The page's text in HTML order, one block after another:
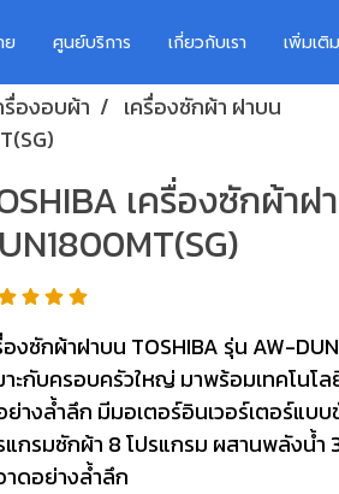
ย ศูนย์บริการ เกี่ยวกับเรา เพิ่มเติม
รื่องอบผ้า
เครื่องซักผ้า ฝาบน
เครื่องซักผ้า
องซักผ้าฝาบน TOSHIBA รุ่น AW-
าะกับครอบครัวใหญ่ มาพร้อมเทคโน
ย่างล้ำลึก มีมอเตอร์อินเวอร์เตอร์แบ
แกรมซักผ้า 8 โปรแกรม ผสานพลังน้ำ
าดอย่างล้ำลึก